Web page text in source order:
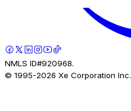
NMLS ID#920968.
© 1995-2026 Xe Corporation Inc.